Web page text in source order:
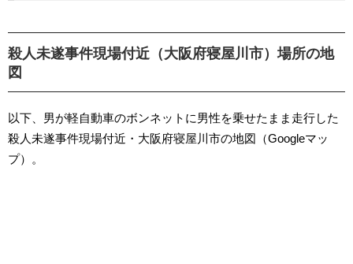
殺人未遂事件現場付近（大阪府寝屋川市）場所の地
図
以下、男が軽自動車のボンネットに男性を乗せたまま走行した
殺人未遂事件現場付近・大阪府寝屋川市の地図（Googleマッ
プ）。